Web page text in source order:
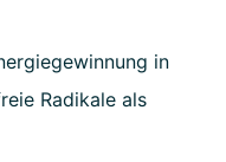
in
Radikale als